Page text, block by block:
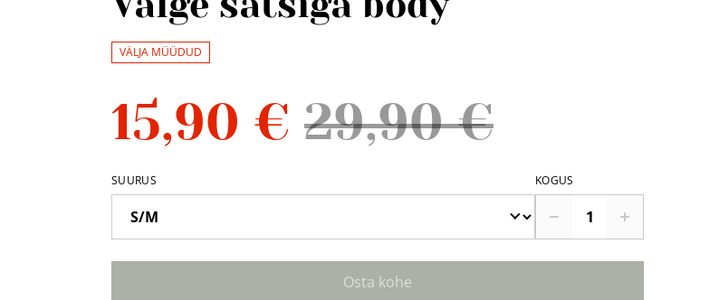
VÄLJA MÜÜDUD
15,90 € 29,90 €
SUURUS KOGUS
Osta kohe